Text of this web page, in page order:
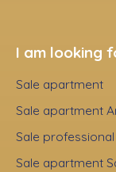
I am looking
Sale apartment
Sale apartment
Sale
Sale apartment